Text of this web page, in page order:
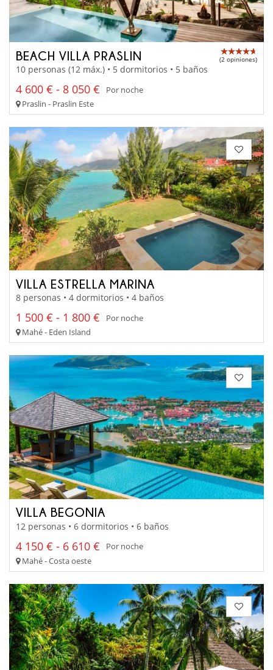
BEACH VILLA PRASLIN (2 opiniones)
10 personas (12 máx.) • 5 dormitorios • 5 baños
4 600 € - 8 050 €
Por noche
Praslin - Praslin Este
VILLA ESTRELLA MARINA
8 personas • 4 dormitorios • 4 baños
1 500 € - 1 800 €
Por noche
Mahé - Eden Island
VILLA BEGONIA
12 personas • 6 dormitorios • 6 baños
4 150 € - 6 610 €
Por noche
Mahé - Costa oeste